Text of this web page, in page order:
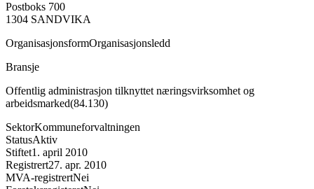
Postboks 700
1304 SANDVIKA
OrganisasjonsformOrganisasjonsledd
Bransje
Offentlig administrasjon tilknyttet næringsvirksomhet og
arbeidsmarked(84.130)
SektorKommuneforvaltningen
StatusAktiv
Stiftet1. april 2010
Registrert27. apr. 2010
MVA-registrertNei